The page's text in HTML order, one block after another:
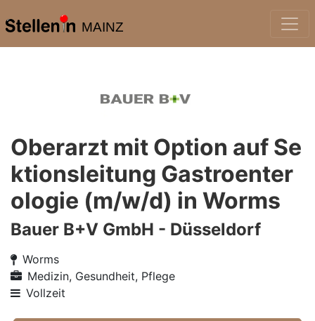
MAINZ
Oberarzt mit Option auf Se
ktionsleitung Gastroenter
ologie (m/w/d) in Worms
Bauer B+V GmbH - Düsseldorf
Worms
Medizin, Gesundheit, Pflege
Vollzeit